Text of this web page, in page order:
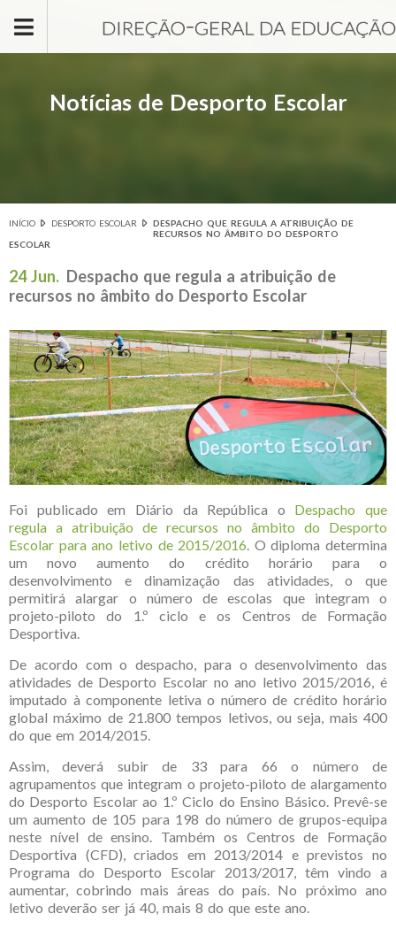
Notícias de Desporto Escolar
Está aqui
INÍCIO DESPORTO ESCOLAR
DESPACHO QUE REGULA A ATRIBUIÇÃO DE
RECURSOS NO ÂMBITO DO DESPORTO
ESCOLAR
24 Jun. Despacho que regula a atribuição de
recursos no âmbito do Desporto Escolar
Foi publicado em Diário da República o Despacho que
regula a atribuição de recursos no âmbito do Desporto
Escolar para ano letivo de 2015/2016. O diploma determina
um novo aumento do crédito horário para o
desenvolvimento e dinamização das atividades, o que
permitirá alargar o número de escolas que integram o
projeto-piloto do 1.º ciclo e os Centros de Formação
Desportiva.
De acordo com o despacho, para o desenvolvimento das
atividades de Desporto Escolar no ano letivo 2015/2016, é
imputado à componente letiva o número de crédito horário
global máximo de 21.800 tempos letivos, ou seja, mais 400
do que em 2014/2015.
Assim, deverá subir de 33 para 66 o número de
agrupamentos que integram o projeto-piloto de alargamento
do Desporto Escolar ao 1.º Ciclo do Ensino Básico. Prevê-se
um aumento de 105 para 198 do número de grupos-equipa
neste nível de ensino. Também os Centros de Formação
Desportiva (CFD), criados em 2013/2014 e previstos no
Programa do Desporto Escolar 2013/2017, têm vindo a
aumentar, cobrindo mais áreas do país. No próximo ano
letivo deverão ser já 40, mais 8 do que este ano.